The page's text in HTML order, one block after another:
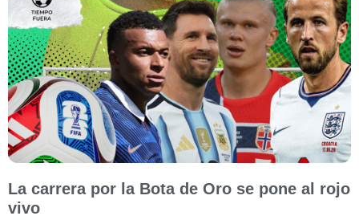
La carrera por la Bota de Oro se pone al rojo
vivo